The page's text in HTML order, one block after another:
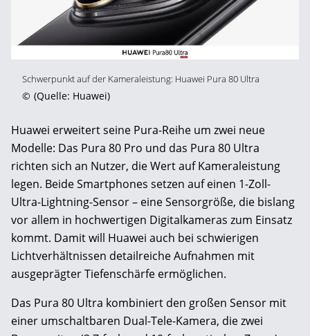
Schwerpunkt auf der Kameraleistung: Huawei Pura 80 Ultra
© (Quelle: Huawei)
Huawei erweitert seine Pura-Reihe um zwei neue
Modelle: Das Pura 80 Pro und das Pura 80 Ultra
richten sich an Nutzer, die Wert auf Kameraleistung
legen. Beide Smartphones setzen auf einen 1-Zoll-
Ultra-Lightning-Sensor – eine Sensorgröße, die bislang
vor allem in hochwertigen Digitalkameras zum Einsatz
kommt. Damit will Huawei auch bei schwierigen
Lichtverhältnissen detailreiche Aufnahmen mit
ausgeprägter Tiefenschärfe ermöglichen.
Das Pura 80 Ultra kombiniert den großen Sensor mit
einer umschaltbaren Dual-Tele-Kamera, die zwei